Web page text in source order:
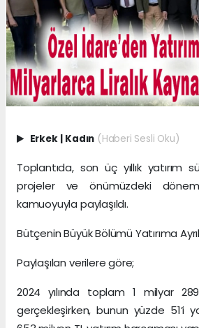
Erkek | Kadın (Haberi Sesli Oku)
Toplantıda, son üç yıllık yatırım
projeler ve önümüzdeki
kamuoyuyla paylaşıldı.
Bütçenin Büyük Bölümü Yatırıma
Paylaşılan verilere göre;
2024 yılında toplam 1 milyar
gerçekleşirken, bunun yüzde 51’i